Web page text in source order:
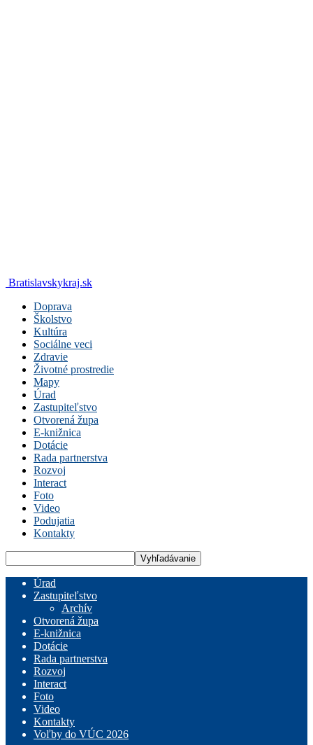
Bratislavskykraj.sk
Doprava
Školstvo
Kultúra
Sociálne veci
Zdravie
Životné prostredie
Mapy
Úrad
Zastupiteľstvo
Otvorená župa
E-knižnica
Dotácie
Rada partnerstva
Rozvoj
Interact
Foto
Video
Podujatia
Kontakty
Úrad
Zastupiteľstvo
Archív
Otvorená župa
E-knižnica
Dotácie
Rada partnerstva
Rozvoj
Interact
Foto
Video
Kontakty
Voľby do VÚC 2026